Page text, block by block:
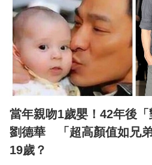
當年親吻1歲嬰！42年後
劉德華 「超高顏值如兄
19歲？